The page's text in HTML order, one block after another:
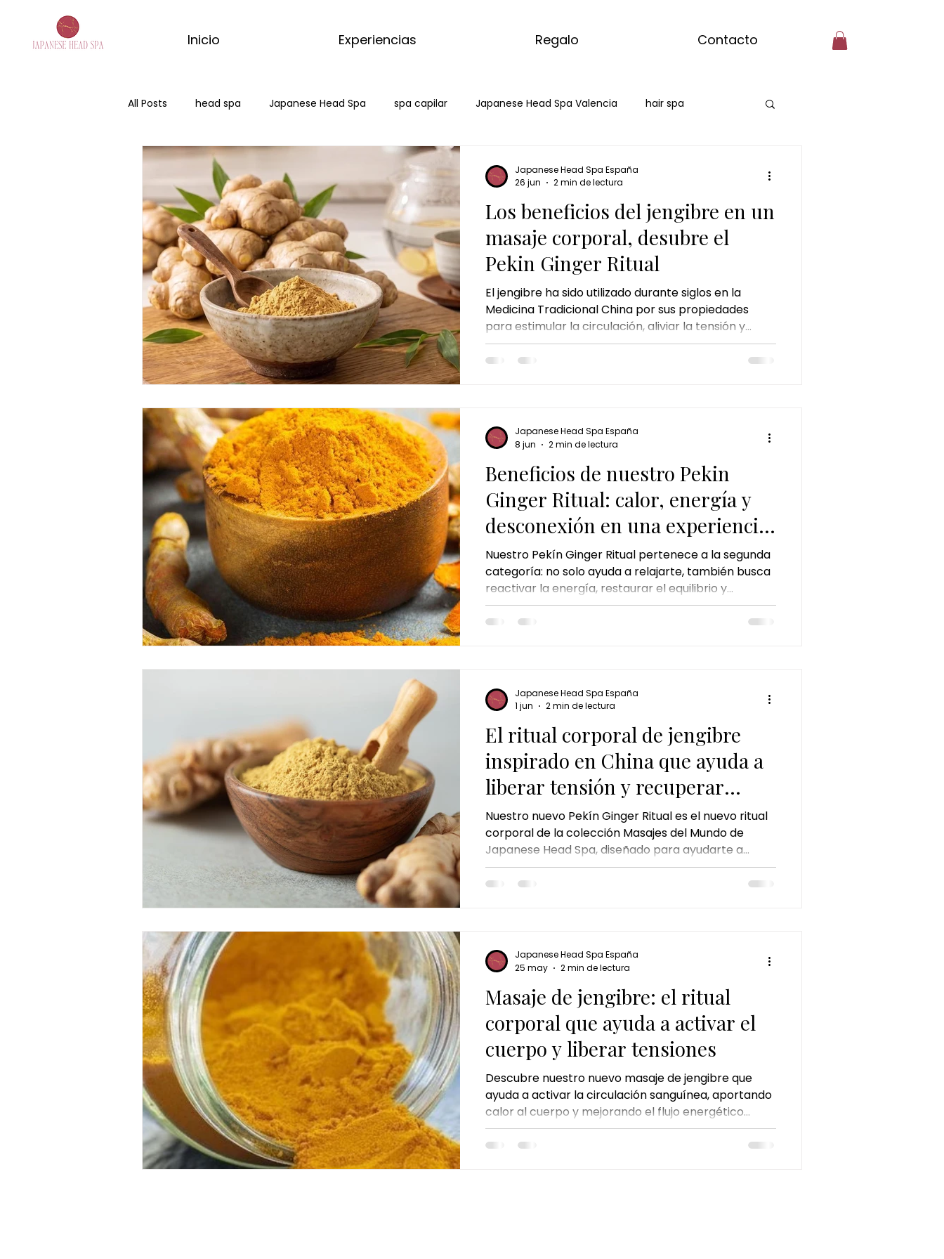
Inicio Experiencias Regalo Contacto
All Posts head spa Japanese Head Spa spa capilar Japanese Head Spa Valencia hair spa
Japanese Head Spa Huelva spa capilar huelva hair spa huelva
masaje de matcha masaje con matcha kyoto matcha ritual matcha massage masaje de jengibre
ritual de jengibre masajes del mundo masaje con jengibre masaje de chocolate
ritual de chocolate y pistacho chocolate dubai ritual cheque de regalo El regalo perfecto huelva
Los beneficios del jengibre en un
masaje corporal, desubre el
Pekin Ginger Ritual
El jengibre ha sido utilizado durante siglos en la
Medicina Tradicional China por sus propiedades
para estimular la circulación, aliviar la tensión y
promover el equilibrio del cuerpo. En el Pekín Ginger
Ritual, su poder se combina con técnicas de masaje
ingrediente ancestral puede ayudarte a renovar
cuerpo y mente de forma natural.
Japanese Head Spa España
26 jun
2 min de lectura
Beneficios de nuestro Pekin
Ginger Ritual: calor, energía y
desconexión en una experiencia
sensorial
Nuestro Pekín Ginger Ritual pertenece a la segunda
categoría: no solo ayuda a relajarte, también busca
reactivar la energía, restaurar el equilibrio y
devolverle vitalidad al cuerpo.
Japanese Head Spa España
8 jun
2 min de lectura
El ritual corporal de jengibre
inspirado en China que ayuda a
liberar tensión y recuperar
energía
Nuestro nuevo Pekín Ginger Ritual es el nuevo ritual
corporal de la colección Masajes del Mundo de
Japanese Head Spa, diseñado para ayudarte a
recuperar el equilibrio corporal, liberar tensiones y
reactivar la energía desde el interior.
Japanese Head Spa España
1 jun
2 min de lectura
Masaje de jengibre: el ritual
corporal que ayuda a activar el
cuerpo y liberar tensiones
Descubre nuestro nuevo masaje de jengibre que
ayuda a activar la circulación sanguínea, aportando
calor al cuerpo y mejorando el flujo energético
desde la primera aplicación.
Japanese Head Spa España
25 may
2 min de lectura